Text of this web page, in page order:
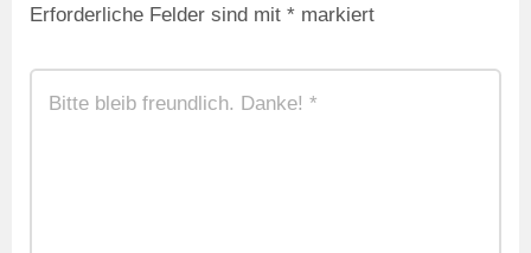
Erforderliche Felder sind mit * markiert